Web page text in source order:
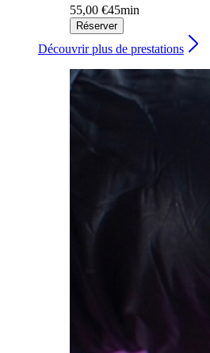
55,00 €45min
Réserver
Découvrir plus de prestations